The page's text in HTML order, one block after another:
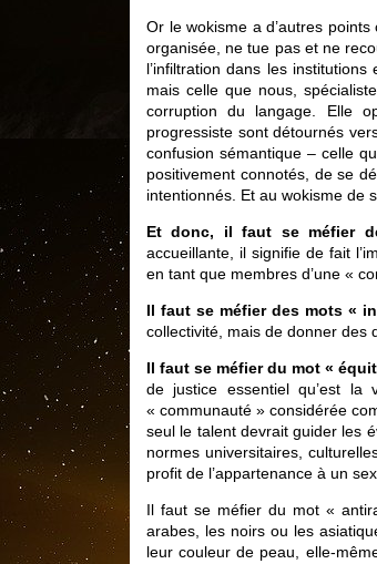
Or le wokisme a d’autres
organisée, ne tue pas et ne
l’infiltration dans les
mais celle que nous,
corruption du langage. Elle
progressiste sont détournés
confusion sémantique – celle
positivement connotés, de se
intentionnés. Et au wokisme de
Et donc, il faut se méfier
accueillante, il signifie de fait
en tant que membres d’une «
Il faut se méfier des mots «
collectivité, mais de donner des
Il faut se méfier du mot «
de justice essentiel qu’est la
« communauté » considérée
seul le talent devrait guider les
normes universitaires,
profit de l’appartenance à un
Il faut se méfier du mot «
arabes, les noirs ou les
leur couleur de peau, elle-